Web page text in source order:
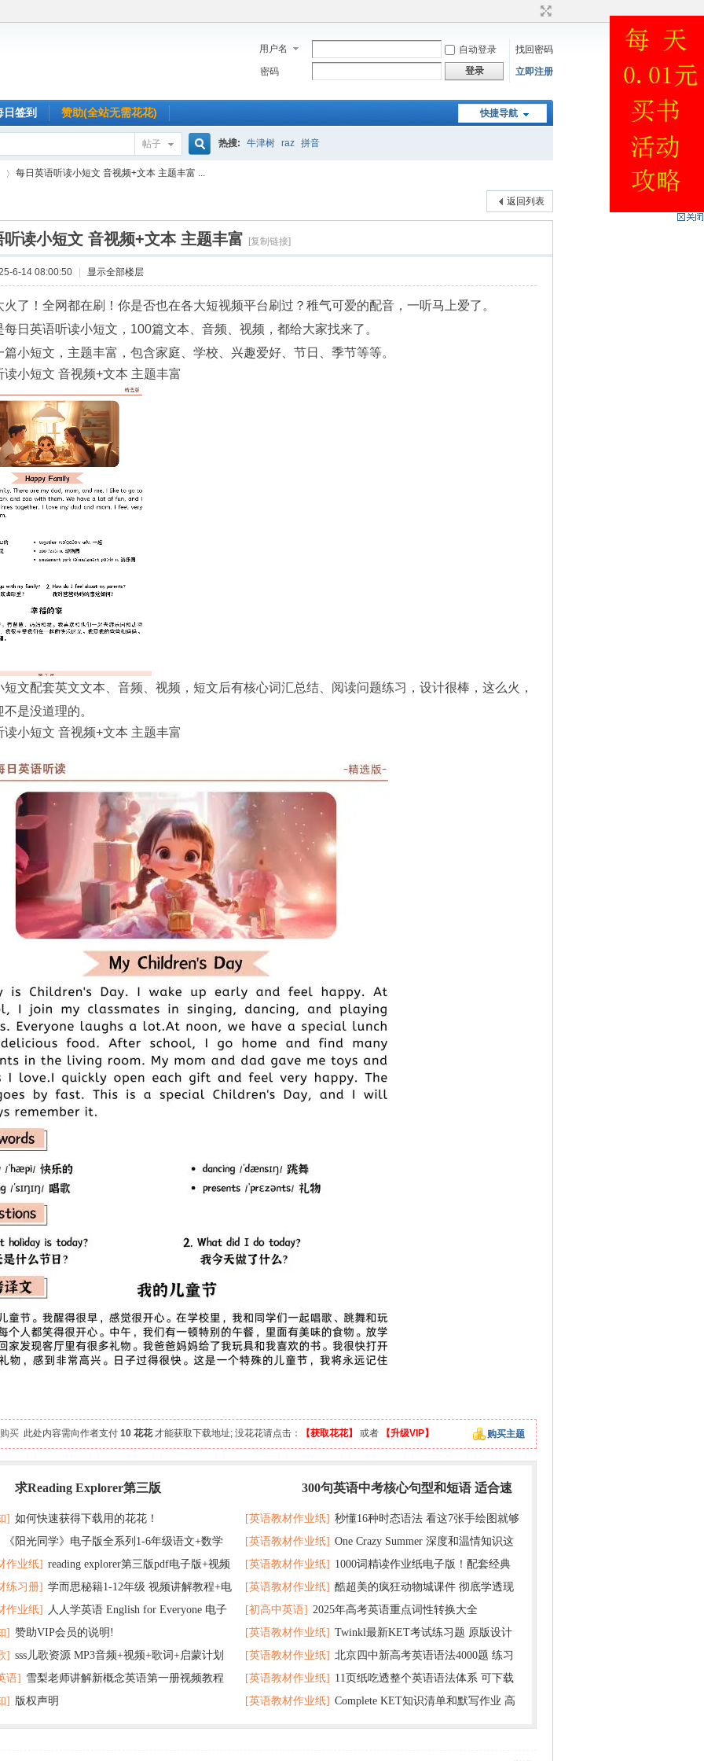
用户名 自动登录
找回密码
密码
登录 立即注册
快捷导航
日签到 赞助(全站无需花花)
帖子
索
热搜: 牛津树 raz 拼音
›
每日英语听读小短文 音视频+文本 主题丰富 ...
返回列表
听读小短文 音视频+文本 主题丰富 [复制链接]
6-14 08:00:50 显示全部楼层
火了！全网都在刷！你是否也在各大短视频平台刷过？稚气可爱的配音，一听马上爱了。
每日英语听读小短文，100篇文本、音频、视频，都给大家找来了。
篇小短文，主题丰富，包含家庭、学校、兴趣爱好、节日、季节等等。
读小短文 音视频+文本 主题丰富
短文配套英文文本、音频、视频，短文后有核心词汇总结、阅读问题练习，设计很棒，这么火，
是没道理的。
读小短文 音视频+文本 主题丰富
购买主题
买 此处内容需向作者支付 10 花花才能获取下载地址; 没花花请点击： 【获取花花】 或者 【升级VIP】
求Reading Explorer第三版
] 如何快速获得下载用的花花！
《阳光同学》电子版全系列1-6年级语文+数学
作业纸] reading explorer第三版pdf电子版+视频
云网盘下载
练习册] 学而思秘籍1-12年级 视频讲解教程+电
册 百度网盘
作业纸] 人人学英语 English for Everyone 电子
网盘下载
] 赞助VIP会员的说明!
] sss儿歌资源 MP3音频+视频+歌词+启蒙计划
盘下载
语] 雪梨老师讲解新概念英语第一册视频教程
] 版权声明
300句英语中考核心句型和短语 适合速
记 随便拿分
[英语教材作业纸] 秒懂16种时态语法 看这7张手绘图就够
了
[英语教材作业纸] One Crazy Summer 深度和温情知识这
个暑假读太应景了
[英语教材作业纸] 1000词精读作业纸电子版！配套经典
教材超好用
[英语教材作业纸] 酷超美的疯狂动物城课件 彻底学透现
在完成时
[初高中英语] 2025年高考英语重点词性转换大全
[英语教材作业纸] Twinkl最新KET考试练习题 原版设计
[英语教材作业纸] 北京四中新高考英语语法4000题 练习
题 可下载打印
[英语教材作业纸] 11页纸吃透整个英语语法体系 可下载
打印
[英语教材作业纸] Complete KET知识清单和默写作业 高